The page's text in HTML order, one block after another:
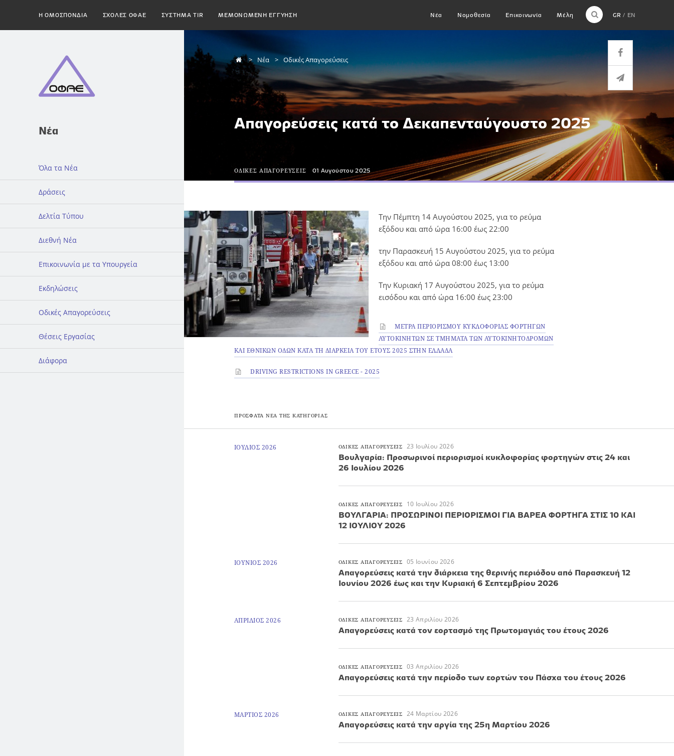
H ΟΜΟΣΠΟΝΔΙΑ ΣΧΟΛΕΣ ΟΦΑΕ ΣΥΣΤΗΜΑ TIR ΜΕΜΟΝΩΜΕΝΗ ΕΓΓΥΗΣΗ GR EN
Νέα Νομοθεσία Επικοινωνία Μέλη
Νέα
Όλα τα Νέα
Δράσεις
Δελτία Τύπου
Διεθνή Νέα
Επικοινωνία με τα Υπουργεία
Εκδηλώσεις
Οδικές Απαγορεύσεις
Θέσεις Εργασίας
Διάφορα
Νέα Οδικές Απαγορεύσεις
Απαγορεύσεις κατά το Δεκαπενταύγουστο 2025
ΟΔΙΚΕΣ ΑΠΑΓΟΡΕΥΣΕΙΣ 01 Αυγούστου 2025
Την Πέμπτη 14 Αυγούστου 2025, για το ρεύμα
εξόδου και από ώρα 16:00 έως 22:00
την Παρασκευή 15 Αυγούστου 2025, για το ρεύμα
εξόδου και από ώρα 08:00 έως 13:00
Την Κυριακή 17 Αυγούστου 2025, για το ρεύμα
εισόδου και από ώρα 16:00 έως 23:00
ΜΕΤΡΑ ΠΕΡΙΟΡΙΣΜΟΥ ΚΥΚΛΟΦΟΡΙΑΣ ΦΟΡΤΗΓΩΝ
ΑΥΤΟΚΙΝΗΤΩΝ ΣΕ ΤΜΗΜΑΤΑ ΤΩΝ ΑΥΤΟΚΙΝΗΤΟΔΡΟΜΩΝ
ΚΑΙ ΕΘΝΙΚΩΝ ΟΔΩΝ ΚΑΤΑ ΤΗ ΔΙΑΡΚΕΙΑ ΤΟΥ ΕΤΟΥΣ 2025 ΣΤΗΝ ΕΛΛΑΔΑ
DRIVING RESTRICTIONS IN GREECE - 2025
ΠΡΟΣΦΑΤΑ ΝΕΑ ΤΗΣ ΚΑΤΗΓΟΡΙΑΣ
ΙΟΥΛΙΟΣ 2026 ΟΔΙΚΕΣ ΑΠΑΓΟΡΕΥΣΕΙΣ 23 Ιουλίου 2026
Βουλγαρία: Προσωρινοί περιορισμοί κυκλοφορίας φορτηγών στις 24 και
26 Ιουλίου 2026
ΟΔΙΚΕΣ ΑΠΑΓΟΡΕΥΣΕΙΣ 10 Ιουλίου 2026
ΒΟΥΛΓΑΡΙΑ: ΠΡΟΣΩΡΙΝΟΙ ΠΕΡΙΟΡΙΣΜΟΙ ΓΙΑ ΒΑΡΕΑ ΦΟΡΤΗΓΑ ΣΤΙΣ 10 ΚΑΙ
12 ΙΟΥΛΙΟΥ 2026
ΙΟΥΝΙΟΣ 2026 ΟΔΙΚΕΣ ΑΠΑΓΟΡΕΥΣΕΙΣ 05 Ιουνίου 2026
Απαγορεύσεις κατά την διάρκεια της θερινής περιόδου από Παρασκευή 12
Ιουνίου 2026 έως και την Κυριακή 6 Σεπτεμβρίου 2026
ΑΠΡΙΛΙΟΣ 2026 ΟΔΙΚΕΣ ΑΠΑΓΟΡΕΥΣΕΙΣ 23 Απριλίου 2026
Απαγορεύσεις κατά τον εορτασμό της Πρωτομαγιάς του έτους 2026
ΟΔΙΚΕΣ ΑΠΑΓΟΡΕΥΣΕΙΣ 03 Απριλίου 2026
Απαγορεύσεις κατά την περίοδο των εορτών του Πάσχα του έτους 2026
ΜΑΡΤΙΟΣ 2026 ΟΔΙΚΕΣ ΑΠΑΓΟΡΕΥΣΕΙΣ 24 Μαρτίου 2026
Απαγορεύσεις κατά την αργία της 25η Μαρτίου 2026